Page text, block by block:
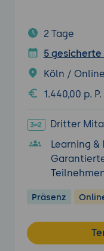
2 Tage
5 gesicherte
Köln / Online
1.440,00 p.
Dritter
Learning
Präsenz